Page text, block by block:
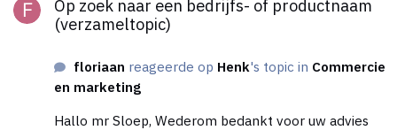
Op zoek naar een bedrijfs- of productnaam
(verzameltopic)
floriaan reageerde op Henk's topic in Commercie
en marketing
Hallo mr Sloep, Wederom bedankt voor uw advies